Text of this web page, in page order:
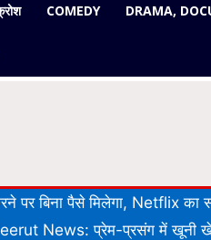
COMEDY DRAMA,
पर बिना पैसे मिलेगा, Netflix
News: प्रेम-प्रसंग में खूनी